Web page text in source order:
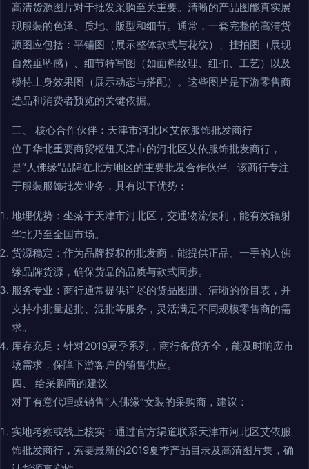
高清货源图片对于批发采购至关重要。清晰的产品图能真实展
现服装的色泽、质地、版型和细节。通常，一套完整的高清货
源图应包括：平铺图（展示整体款式与花纹）、挂拍图（展现
自然垂坠感）、细节特写图（如面料纹理、纽扣、工艺）以及
模特上身效果图（展示动态与搭配）。这些图片是下游零售商
选品和消费者预览的关键依据。
三、 核心合作伙伴：天津市河北区艾依服饰批发商行
位于华北重要商贸枢纽天津市的河北区艾依服饰批发商行，
是“人佛缘”品牌在北方地区的重要批发合作伙伴。该商行专注
于服装服饰批发业务，具有以下优势：
地理优势：坐落于天津市河北区，交通物流便利，能有效辐射
华北乃至全国市场。
货源稳定：作为品牌授权的批发商，能提供正品、一手的人佛
缘品牌货源，确保货品的品质与款式同步。
服务专业：商行通常提供详尽的货品图册、清晰的价目表，并
支持小批量起批、混批等服务，灵活满足不同规模零售商的需
求。
库存充足：针对2019夏季系列，商行备货齐全，能及时响应市
场需求，保障下游客户的销售供应。
四、 给采购商的建议
对于有意代理或销售“人佛缘”女装的采购商，建议：
实地考察或线上核实：通过官方渠道联系天津市河北区艾依服
饰批发商行，索要最新的2019夏季产品目录及高清图片集，确